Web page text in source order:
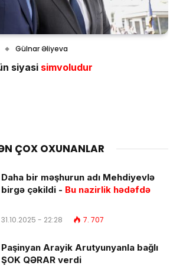
Gülnar Əliyeva
siyasi simvoludur
ÇOX OXUNANLAR
Daha bir məşhurun adı Mehdiyevlə
birgə çəkildi - Bu nazirlik hədəfdə
31.10.2025 - 22:28 7. 707
Paşinyan Arayik Arutyunyanla bağlı
ŞOK QƏRAR verdi